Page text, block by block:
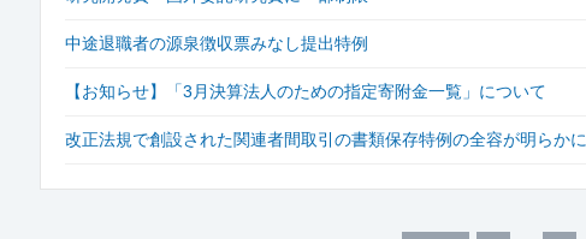
中途退職者の源泉徴収票みなし提出特例
【お知らせ】「3月決算法人のための指定寄附金一覧」について
改正法規で創設された関連者間取引の書類保存特例の全容が明らかに